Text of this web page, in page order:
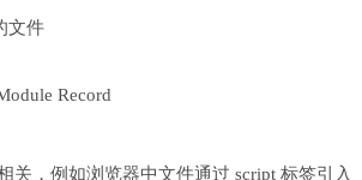
文件
Record
关，例如浏览器中文件通过 script 标签引入